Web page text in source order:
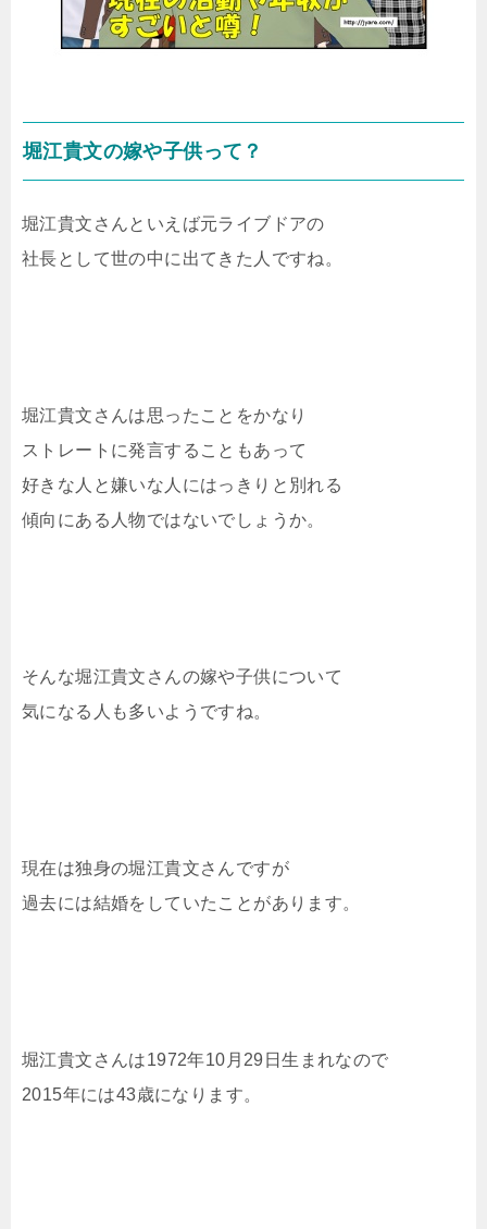
堀江貴文の嫁や子供って？
堀江貴文さんといえば元ライブドアの
社長として世の中に出てきた人ですね。
堀江貴文さんは思ったことをかなり
ストレートに発言することもあって
好きな人と嫌いな人にはっきりと別れる
傾向にある人物ではないでしょうか。
そんな堀江貴文さんの嫁や子供について
気になる人も多いようですね。
現在は独身の堀江貴文さんですが
過去には結婚をしていたことがあります。
堀江貴文さんは1972年10月29日生まれなので
2015年には43歳になります。